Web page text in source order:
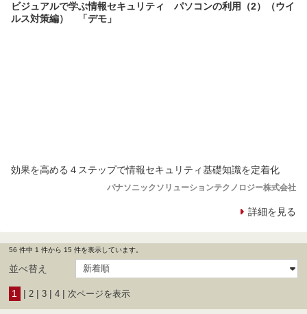
ビジュアルで学ぶ情報セキュリティ パソコンの利用（2）（ウイ
ルス対策編） 「デモ」
効果を高める４ステップで情報セキュリティ基礎知識を定着化
パナソニックソリューションテクノロジー株式会社
詳細を見る
56 件中 1 件から 15 件を表示しています。
並べ替え
1 | 2 | 3 | 4 | 次ページを表示